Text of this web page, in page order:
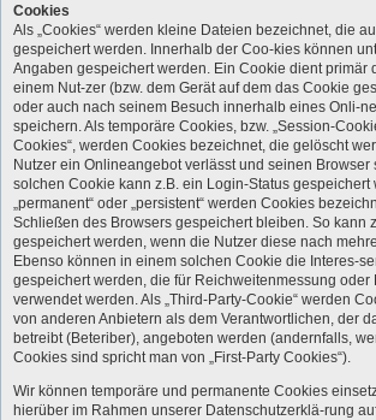
Cookies
Als „Cookies“ werden kleine Dateien bezeichnet, die
gespeichert werden. Innerhalb der Coo-kies können
Angaben gespeichert werden. Ein Cookie dient primär
einem Nut-zer (bzw. dem Gerät auf dem das Cookie
oder auch nach seinem Besuch innerhalb eines Onli-
speichern. Als temporäre Cookies, bzw. „Session-
Cookies“, werden Cookies bezeichnet, die gelöscht
Nutzer ein Onlineangebot verlässt und seinen Browser
solchen Cookie kann z.B. ein Login-Status gespeichert
„permanent“ oder „persistent“ werden Cookies
Schließen des Browsers gespeichert bleiben. So kann
gespeichert werden, wenn die Nutzer diese nach
Ebenso können in einem solchen Cookie die Interes-
gespeichert werden, die für Reichweitenmessung oder
verwendet werden. Als „Third-Party-Cookie“ werden
von anderen Anbietern als dem Verantwortlichen, der
betreibt (Beteriber), angeboten werden (andernfalls,
Cookies sind spricht man von „First-Party Cookies“).
Wir können temporäre und permanente Cookies
hierüber im Rahmen unserer Datenschutzerklä-rung